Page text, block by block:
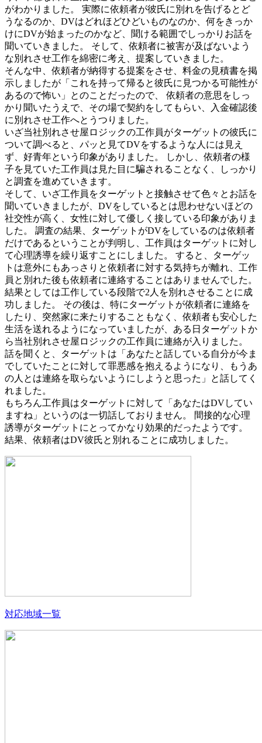
がわかりました。 実際に依頼者が彼氏に別れを告げるとど
うなるのか、DVはどれほどひどいものなのか、何をきっか
けにDVが始まったのかなど、聞ける範囲でしっかりお話を
聞いていきました。 そして、依頼者に被害が及ばないよう
な別れさせ工作を綿密に考え、提案していきました。
そんな中、依頼者が納得する提案をさせ、料金の見積書を掲
示しましたが「これを持って帰ると彼氏に見つかる可能性が
あるので怖い」とのことだったので、 依頼者の意思をしっ
かり聞いたうえで、その場で契約をしてもらい、入金確認後
に別れさせ工作へとうつりました。
いざ当社別れさせ屋ロジックの工作員がターゲットの彼氏に
ついて調べると、パッと見てDVをするような人には見え
ず、好青年という印象がありました。 しかし、依頼者の様
子を見ていた工作員は見た目に騙されることなく、しっかり
と調査を進めていきます。
そして、いざ工作員をターゲットと接触させて色々とお話を
聞いていきましたが、DVをしているとは思わせないほどの
社交性が高く、女性に対して優しく接している印象がありま
した。 調査の結果、ターゲットがDVをしているのは依頼者
だけであるということが判明し、工作員はターゲットに対し
て心理誘導を繰り返すことにしました。 すると、ターゲッ
トは意外にもあっさりと依頼者に対する気持ちが離れ、工作
員と別れた後も依頼者に連絡することはありませんでした。
結果としては工作している段階で2人を別れさせることに成
功しました。 その後は、特にターゲットが依頼者に連絡を
したり、突然家に来たりすることもなく、依頼者も安心した
生活を送れるようになっていましたが、ある日ターゲットか
ら当社別れさせ屋ロジックの工作員に連絡が入りました。
話を聞くと、ターゲットは「あなたと話している自分が今ま
でしていたことに対して罪悪感を抱えるようになり、もうあ
の人とは連絡を取らないようにしようと思った」と話してく
れました。
もちろん工作員はターゲットに対して「あなたはDVしてい
ますね」というのは一切話しておりません。 間接的な心理
誘導がターゲットにとってかなり効果的だったようです。
結果、依頼者はDV彼氏と別れることに成功しました。
対応地域一覧